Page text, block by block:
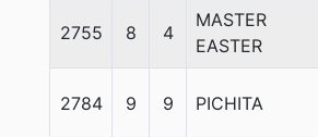
2755 8 4
MASTER
EASTER
2784 9 9 PICHITA